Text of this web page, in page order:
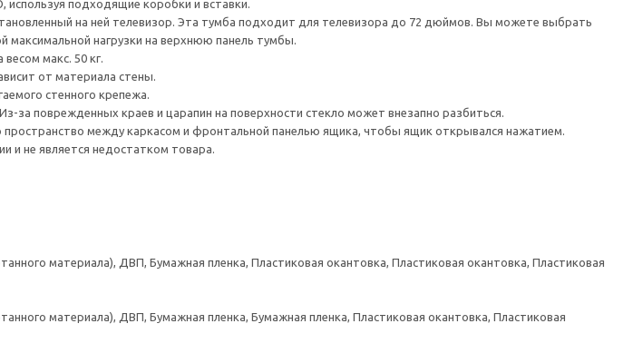
используя подходящие коробки и вставки.
на ней телевизор. Эта тумба подходит для телевизора до 72 дюймов. Вы можете выбрать
максимальной нагрузки на верхнюю панель тумбы.
макс. 50 кг.
от материала стены.
стенного крепежа.
за поврежденных краев и царапин на поверхности стекло может внезапно разбиться.
между каркасом и фронтальной панелью ящика, чтобы ящик открывался нажатием.
и не является недостатком товара.
материала), ДВП, Бумажная пленка, Пластиковая окантовка, Пластиковая окантовка, Пластиковая
материала), ДВП, Бумажная пленка, Бумажная пленка, Пластиковая окантовка, Пластиковая